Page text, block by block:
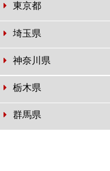
東京都
埼玉県
神奈川県
栃木県
群馬県